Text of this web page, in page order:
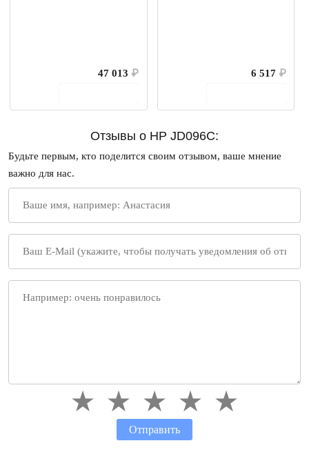
47 013 ₽
6 517 ₽
Отзывы о HP JD096C:
Будьте первым, кто поделится своим отзывом, ваше мнение
важно для нас.
Отправить